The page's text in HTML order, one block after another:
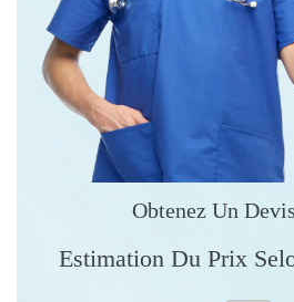
Obtenez Un
Estimation Du Prix